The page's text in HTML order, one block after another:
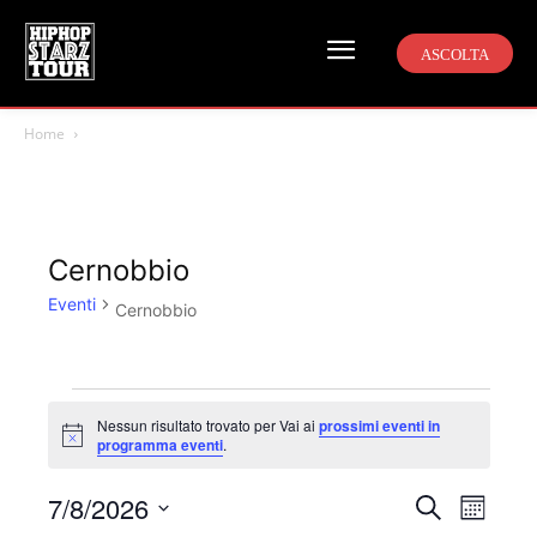
ASCOLTA
Home
Cernobbio
Eventi Cernobbio
Eventi
Notice
Nessun risultato trovato per Vai ai prossimi eventi in
programma eventi.
Eventi
CercaMese
7/8/2026